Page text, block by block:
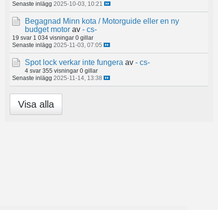
Senaste inlägg 2025-10-03, 10:21
Begagnad Minn kota / Motorguide eller en ny
budget motor av - cs-
19 svar 1 034 visningar 0 gillar
Senaste inlägg 2025-11-03, 07:05
Spot lock verkar inte fungera av - cs-
4 svar 355 visningar 0 gillar
Senaste inlägg 2025-11-14, 13:38
Visa alla